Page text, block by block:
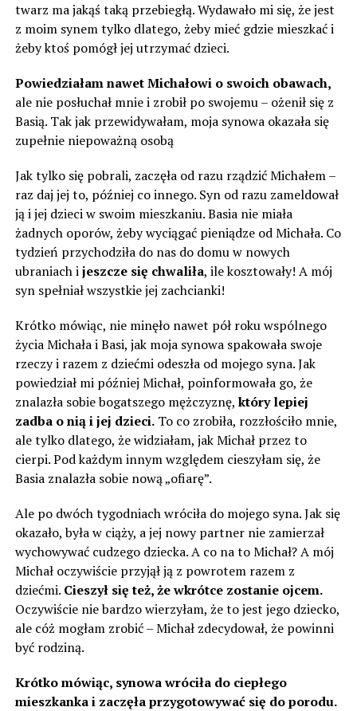
twarz ma jakąś taką przebiegłą. Wydawało mi się, że jest
z moim synem tylko dlatego, żeby mieć gdzie mieszkać i
żeby ktoś pomógł jej utrzymać dzieci.
Powiedziałam nawet Michałowi o swoich obawach,
ale nie posłuchał mnie i zrobił po swojemu – ożenił się z
Basią. Tak jak przewidywałam, moja synowa okazała się
zupełnie niepoważną osobą
Jak tylko się pobrali, zaczęła od razu rządzić Michałem –
raz daj jej to, później co innego. Syn od razu zameldował
ją i jej dzieci w swoim mieszkaniu. Basia nie miała
żadnych oporów, żeby wyciągać pieniądze od Michała. Co
tydzień przychodziła do nas do domu w nowych
ubraniach ijeszcze się chwaliła, ile kosztowały! A mój
syn spełniał wszystkie jej zachcianki!
Krótko mówiąc, nie minęło nawet pół roku wspólnego
życia Michała i Basi, jak moja synowa spakowała swoje
rzeczy i razem z dziećmi odeszła od mojego syna. Jak
powiedział mi później Michał, poinformowała go, że ​​
znalazła sobie bogatszego mężczyznę,który lepiej
zadba o nią i jej dzieci.To co zrobiła, rozzłościło mnie,
ale tylko dlatego, że widziałam, jak Michał przez to
cierpi. Pod każdym innym względem cieszyłam się, że
Basia znalazła sobie nową „ofiarę”.
Ale po dwóch tygodniach wróciła do mojego syna. Jak się
okazało, była w ciąży, a jej nowy partner nie zamierzał
wychowywać cudzego dziecka. A co na to Michał? A mój
Michał oczywiście przyjął ją z powrotem razem z
dziećmi. Cieszył się też, że wkrótce zostanie ojcem.
Oczywiście nie bardzo wierzyłam, że to jest jego dziecko,
ale cóż mogłam zrobić – Michał zdecydował, że powinni
być rodziną.
Krótko mówiąc, synowa wróciła do ciepłego
mieszkanka i zaczęła przygotowywać się do porodu.